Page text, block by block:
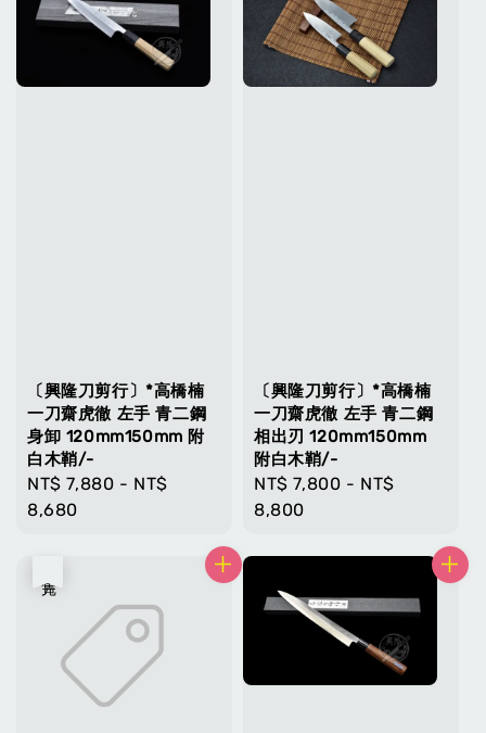
〔興隆刀剪行〕*高橋楠
一刀齋虎徹 左手 青二鋼
身卸 120mm150mm 附
白木鞘/-
Regular
price
NT$ 7,880 - NT$
8,680
〔興隆刀剪行〕*高橋楠
一刀齋虎徹 左手 青二鋼
相出刃 120mm150mm
附白木鞘/-
Regular
price
NT$ 7,800 - NT$
8,800